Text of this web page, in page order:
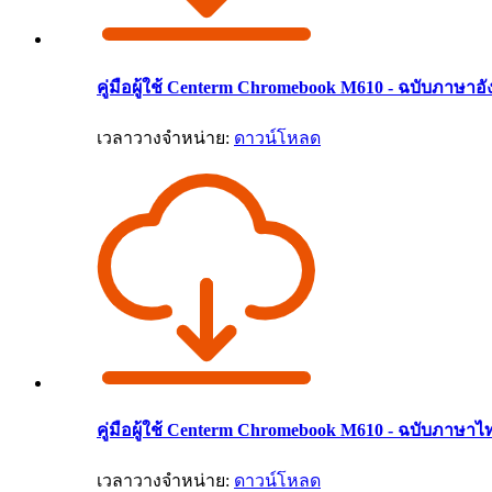
คู่มือผู้ใช้ Centerm Chromebook M610 - ฉบับภาษา
เวลาวางจำหน่าย: ดาวน์โหลด
คู่มือผู้ใช้ Centerm Chromebook M610 - ฉบับภาษาไ
เวลาวางจำหน่าย: ดาวน์โหลด